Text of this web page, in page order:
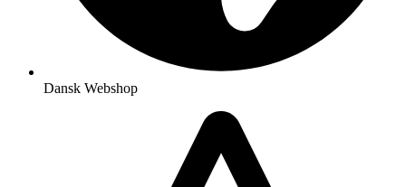
Dansk Webshop